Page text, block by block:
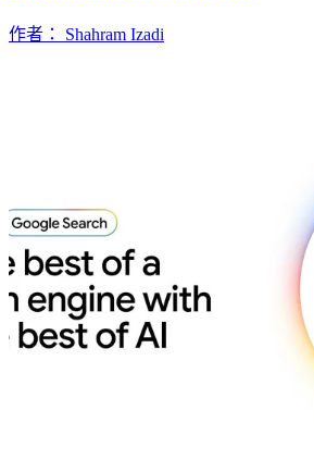
作者： Shahram Izadi